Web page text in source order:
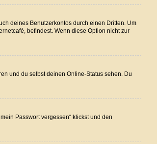
deines Benutzerkontos durch einen Dritten. Um
befindest. Wenn diese Option nicht zur
und du selbst deinen Online-Status sehen. Du
Passwort vergessen“ klickst und den